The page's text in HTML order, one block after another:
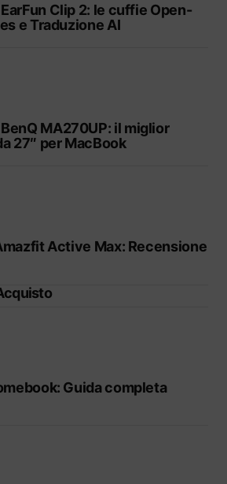
Clip 2: le cuffie Open-
e Traduzione AI
MA270UP: il miglior
27″ per MacBook
Active Max: Recensione
Guida completa